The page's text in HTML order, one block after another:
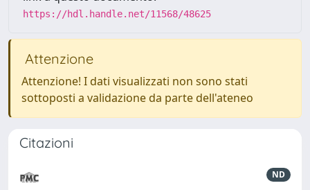
https://hdl.handle.net/11568/48625
Attenzione
Attenzione! I dati visualizzati non sono stati
sottoposti a validazione da parte dell'ateneo
Citazioni
ND